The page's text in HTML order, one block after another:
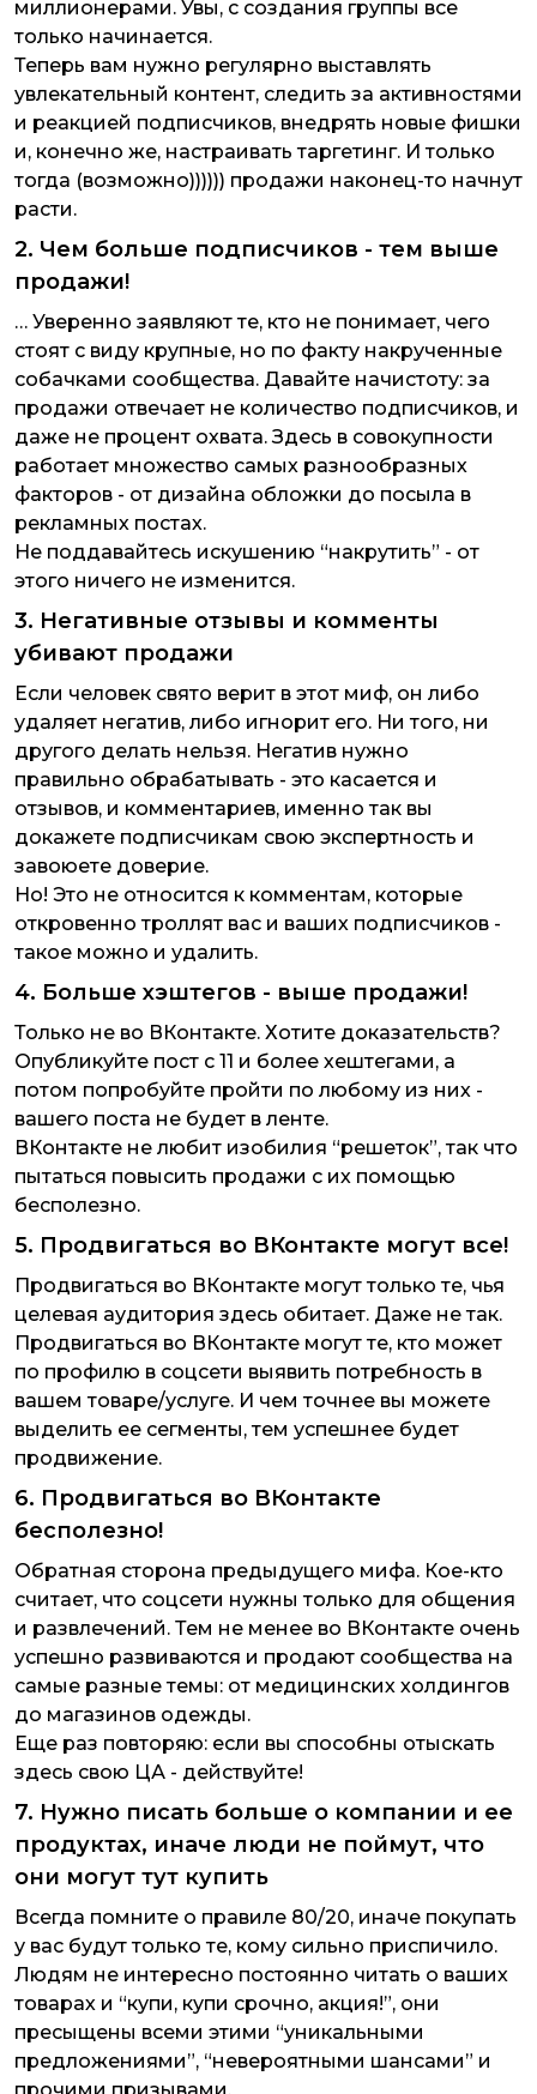
миллионерами. Увы, с создания группы все
только начинается.
Теперь вам нужно регулярно выставлять
увлекательный контент, следить за активностями
и реакцией подписчиков, внедрять новые фишки
и, конечно же, настраивать таргетинг. И только
тогда (возможно)))))) продажи наконец-то начнут
расти.
2. Чем больше подписчиков - тем выше
продажи!
… Уверенно заявляют те, кто не понимает, чего
стоят с виду крупные, но по факту накрученные
собачками сообщества. Давайте начистоту: за
продажи отвечает не количество подписчиков, и
даже не процент охвата. Здесь в совокупности
работает множество самых разнообразных
факторов - от дизайна обложки до посыла в
рекламных постах.
Не поддавайтесь искушению “накрутить” - от
этого ничего не изменится.
3. Негативные отзывы и комменты
убивают продажи
Если человек свято верит в этот миф, он либо
удаляет негатив, либо игнорит его. Ни того, ни
другого делать нельзя. Негатив нужно
правильно обрабатывать - это касается и
отзывов, и комментариев, именно так вы
докажете подписчикам свою экспертность и
завоюете доверие.
Но! Это не относится к комментам, которые
откровенно троллят вас и ваших подписчиков -
такое можно и удалить.
4. Больше хэштегов - выше продажи!
Только не во ВКонтакте. Хотите доказательств?
Опубликуйте пост с 11 и более хештегами, а
потом попробуйте пройти по любому из них -
вашего поста не будет в ленте.
ВКонтакте не любит изобилия “решеток”, так что
пытаться повысить продажи с их помощью
бесполезно.
5. Продвигаться во ВКонтакте могут все!
Продвигаться во ВКонтакте могут только те, чья
целевая аудитория здесь обитает. Даже не так.
Продвигаться во ВКонтакте могут те, кто может
по профилю в соцсети выявить потребность в
вашем товаре/услуге. И чем точнее вы можете
выделить ее сегменты, тем успешнее будет
продвижение.
6. Продвигаться во ВКонтакте
бесполезно!
Обратная сторона предыдущего мифа. Кое-кто
считает, что соцсети нужны только для общения
и развлечений. Тем не менее во ВКонтакте очень
успешно развиваются и продают сообщества на
самые разные темы: от медицинских холдингов
до магазинов одежды.
Еще раз повторяю: если вы способны отыскать
здесь свою ЦА - действуйте!
7. Нужно писать больше о компании и ее
продуктах, иначе люди не поймут, что
они могут тут купить
Всегда помните о правиле 80/20, иначе покупать
у вас будут только те, кому сильно приспичило.
Людям не интересно постоянно читать о ваших
товарах и “купи, купи срочно, акция!”, они
пресыщены всеми этими “уникальными
предложениями”, “невероятными шансами” и